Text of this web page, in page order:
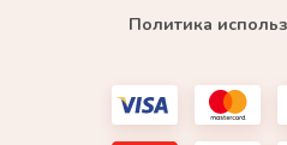
Политика